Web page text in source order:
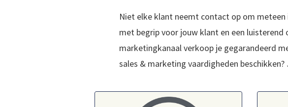
Niet elke klant neemt contact op om
met begrip voor jouw klant en een
marketingkanaal verkoop je gegarandeerd
sales & marketing vaardigheden beschikken?